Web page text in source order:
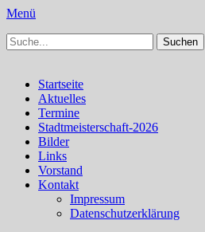
Menü
Schachfreunde Bürstadt
Schachfreunde im Web
Suchen
nach:
Primäres
Menü
Zum
Inhalt
springen
Startseite
Aktuelles
Termine
Stadtmeisterschaft-2026
Bilder
Links
Vorstand
Kontakt
Impressum
Datenschutzerklärung